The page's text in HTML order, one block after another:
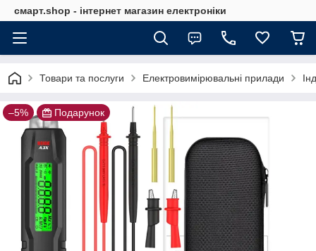
смарт.shop - інтернет магазин електроніки
Товари та послуги Електровимірювальні прилади
–5% Подарунок